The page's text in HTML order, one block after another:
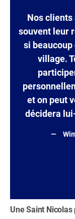
Nos
souvent leur
si
village.
et on peut
décidera
Une Saint